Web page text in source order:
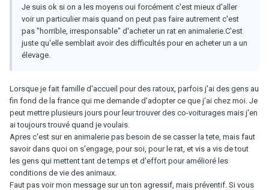
Je suis ok si on a les moyens oui forcément c'est mieux d'aller
voir un particulier mais quand on peut pas faire autrement c'est
pas "horrible, irresponsable" d'acheter un rat en animalerie.C'est
juste qu'elle semblait avoir des difficultés pour en acheter un a un
élevage.
Lorsque je fait famille d'accueil pour des ratoux, parfois j'ai des gens au
fin fond de la france qui me demande d'adopter ce que j'ai chez moi. Je
peut mettre plusieurs jours pour leur trouver des co-voiturages mais j'en
ai toujours trouvé quand je voulais.
Apres c'est sur en animalerie pas besoin de se casser la tete, mais faut
savoir dans quoi on s'engage, pour soi, pour le rat, et vis a vis de tout
les gens qui mettent tant de temps et d'effort pour amélioré les
conditions de vie des animaux.
Faut pas voir mon message sur un ton agressif, mais préventif. Si vous